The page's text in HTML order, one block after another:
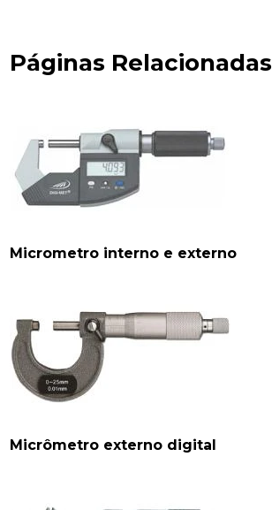
Páginas Relacionadas
Micrometro interno e externo
Micrômetro externo digital